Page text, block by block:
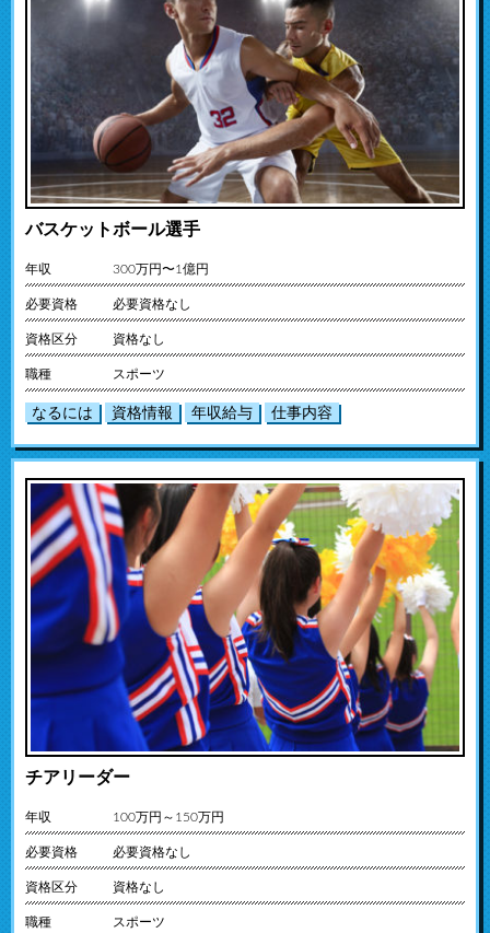
バスケットボール選手
年収 300万円〜1億円
必要資格 必要資格なし
資格区分 資格なし
職種 スポーツ
なるには 資格情報 年収給与 仕事内容
チアリーダー
年収 100万円～150万円
必要資格 必要資格なし
資格区分 資格なし
職種 スポーツ